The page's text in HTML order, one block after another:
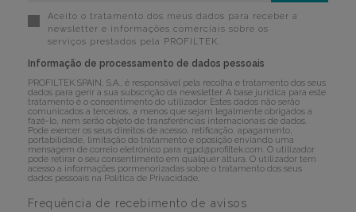
Aceito o tratamento dos meus dados para receber a
newsletter e informações comerciais sobre os
serviços prestados pela PROFILTEK.
Informação de processamento de dados pessoais
PROFILTEK SPAIN, S.A., é responsável pela recolha e tratamento dos seus
dados para gerir a sua subscrição da newsletter. A base jurídica para este
tratamento é o consentimento do utilizador. Estes dados não serão
comunicados a terceiros, a menos que sejam legalmente obrigados a
fazê-lo, nem serão objeto de transferências internacionais de dados.
Pode exercer os seus direitos de acesso, retificação, apagamento,
portabilidade, limitação do tratamento e oposição enviando uma
mensagem de correio eletrónico para rgpd@profiltek.com . O utilizador
pode retirar o seu consentimento em qualquer altura. O utilizador tem
acesso a informações pormenorizadas sobre o tratamento dos seus
dados pessoais na Política de Privacidade
Frequência de recebimento de avisos